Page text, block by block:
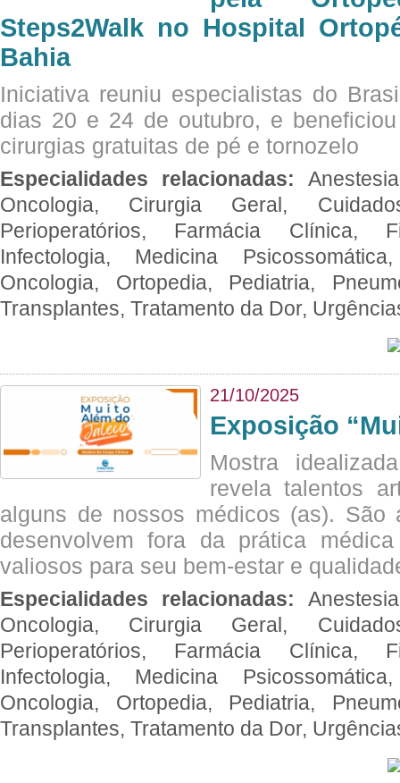
Steps2Walk no Hospital
Bahia
Iniciativa reuniu especialistas do
dias 20 e 24 de outubro, e
cirurgias gratuitas de pé e tornozelo
Especialidades relacionadas:
Oncologia, Cirurgia Geral,
Perioperatórios, Farmácia Clínica,
Infectologia, Medicina
Oncologia, Ortopedia, Pediatria,
Transplantes, Tratamento da Dor,
21/10/2025
Exposição
Mostra
revela talentos
alguns de nossos médicos (as). São
desenvolvem fora da prática
valiosos para seu bem-estar e
Especialidades relacionadas:
Oncologia, Cirurgia Geral,
Perioperatórios, Farmácia Clínica,
Infectologia, Medicina
Oncologia, Ortopedia, Pediatria,
Transplantes, Tratamento da Dor,